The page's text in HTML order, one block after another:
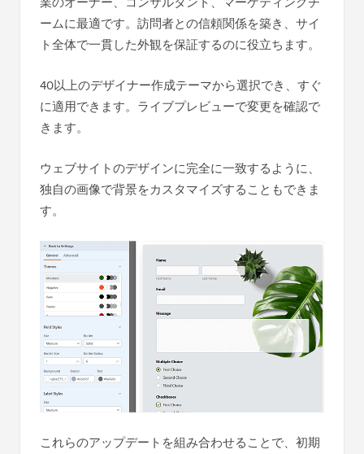
ームに最適です。訪問者との信頼関係を築き、サイ
ト全体で一貫した外観を保証するのに役立ちます。
40以上のデザイナー作成テーマから選択でき、すぐ
に適用できます。ライブプレビューで変更を確認で
きます。
ウェブサイトのデザインに完全に一致するように、
独自の画像で背景をカスタマイズすることもできま
す。
これらのアップデートを組み合わせることで、初期